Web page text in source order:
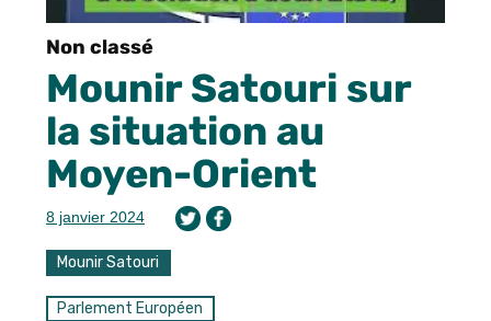
Non classé
Mounir Satouri sur
la situation au
Moyen-Orient
8 janvier 2024
Mounir Satouri
Parlement Européen